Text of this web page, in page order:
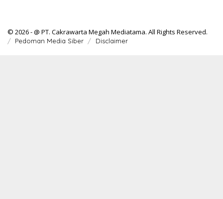
© 2026 - @ PT. Cakrawarta Megah Mediatama. All Rights Reserved.
Pedoman Media Siber Disclaimer